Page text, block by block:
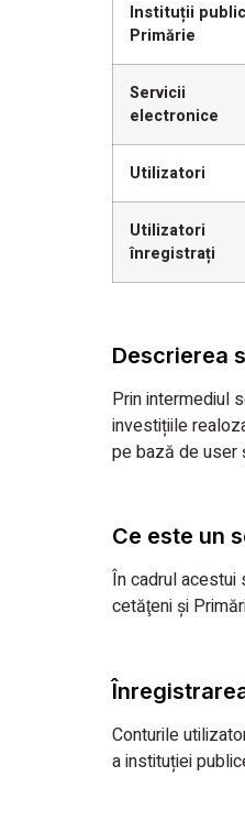
Instituții
Primărie
Servicii
electronice
Utilizatori
Utilizatori
înregistrați
Descrierea
Prin intermediul
investițiile
pe bază de user
Ce este un
În cadrul acestui
cetăţeni şi
Conturile
a instituției